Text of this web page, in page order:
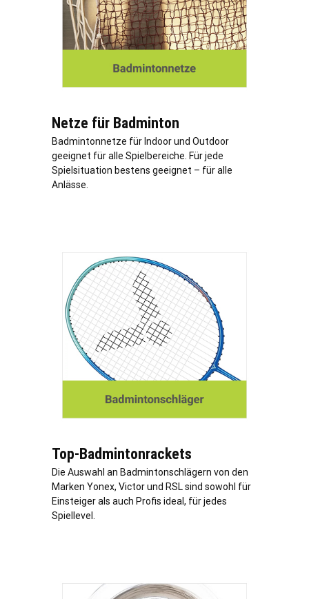
Netze für Badminton
Badmintonnetze für Indoor und Outdoor
geeignet für alle Spielbereiche. Für jede
Spielsituation bestens geeignet – für alle
Anlässe.
Top-Badmintonrackets
Die Auswahl an Badmintonschlägern von den
Marken Yonex, Victor und RSL sind sowohl für
Einsteiger als auch Profis ideal, für jedes
Spiellevel.